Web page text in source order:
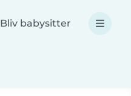
Bliv babysitter